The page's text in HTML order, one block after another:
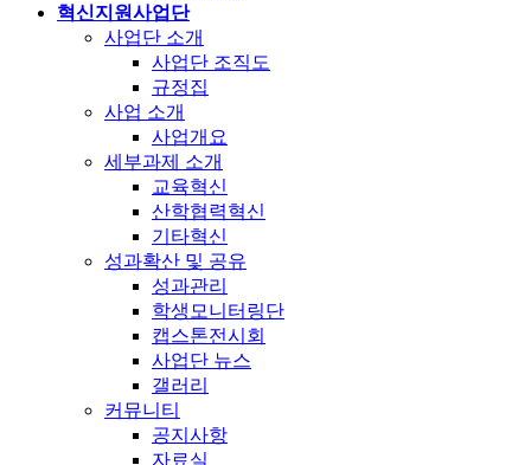
혁신지원사업단
사업단 소개
사업단 조직도
규정집
사업 소개
사업개요
세부과제 소개
교육혁신
산학협력혁신
기타혁신
성과확산 및 공유
성과관리
학생모니터링단
캡스톤전시회
사업단 뉴스
갤러리
커뮤니티
공지사항
자료실